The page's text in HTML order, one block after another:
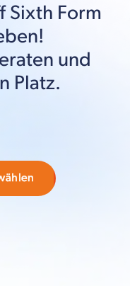
Sixth Form
und
Platz.